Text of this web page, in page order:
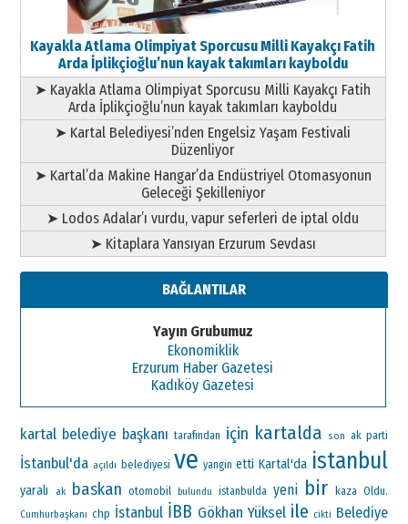
Kayakla Atlama Olimpiyat Sporcusu Milli Kayakçı Fatih
Arda İplikçioğlu’nun kayak takımları kayboldu
➤ Kayakla Atlama Olimpiyat Sporcusu Milli Kayakçı Fatih
Arda İplikçioğlu’nun kayak takımları kayboldu
➤ Kartal Belediyesi’nden Engelsiz Yaşam Festivali
Düzenliyor
➤ Kartal’da Makine Hangar’da Endüstriyel Otomasyonun
Geleceği Şekilleniyor
➤ Lodos Adalar’ı vurdu, vapur seferleri de iptal oldu
➤ Kitaplara Yansıyan Erzurum Sevdası
BAĞLANTILAR
Yayın Grubumuz
Ekonomiklik
Erzurum Haber Gazetesi
Kadıköy Gazetesi
kartal belediye başkanı tarafından için kartalda son ak parti
İstanbul'da açıldı belediyesi ve yangin etti Kartal'da istanbul
yaralı ak baskan otomobil bulundu istanbulda yeni bir kaza Oldu.
Cumhurbaşkanı chp İstanbul İBB Gökhan Yüksel ile cikti Belediye